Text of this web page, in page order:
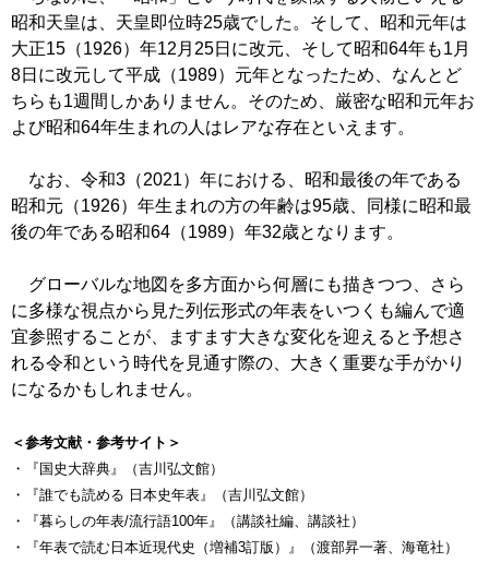
昭和天皇は、天皇即位時25歳でした。そして、昭和元年は
大正15（1926）年12月25日に改元、そして昭和64年も1月
8日に改元して平成（1989）元年となったため、なんとど
ちらも1週間しかありません。そのため、厳密な昭和元年お
よび昭和64年生まれの人はレアな存在といえます。
なお、令和3（2021）年における、昭和最後の年である
昭和元（1926）年生まれの方の年齢は95歳、同様に昭和最
後の年である昭和64（1989）年32歳となります。
グローバルな地図を多方面から何層にも描きつつ、さら
に多様な視点から見た列伝形式の年表をいつくも編んで適
宜参照することが、ますます大きな変化を迎えると予想さ
れる令和という時代を見通す際の、大きく重要な手がかり
になるかもしれません。
＜参考文献・参考サイト＞
・『国史大辞典』（吉川弘文館）
・『誰でも読める 日本史年表』（吉川弘文館）
・『暮らしの年表/流行語100年』（講談社編、講談社）
・『年表で読む日本近現代史（増補3訂版）』（渡部昇一著、海竜社）